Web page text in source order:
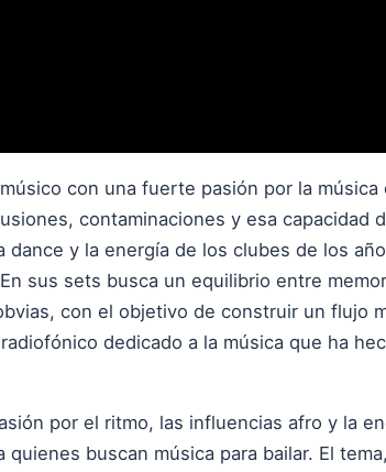
con una fuerte pasión por la
contaminaciones y esa capacidad
y la energía de los clubes de los
sus sets busca un equilibrio entre
con el objetivo de construir un flujo
dedicado a la música que ha
por el ritmo, las influencias afro y la
buscan música para bailar. El